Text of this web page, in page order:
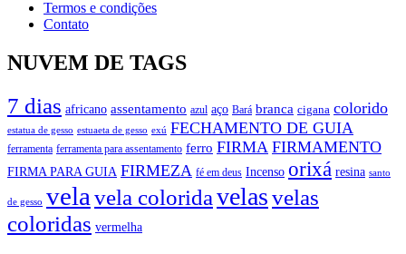
Termos e condições
Contato
NUVEM DE TAGS
7 dias africano assentamento azul aço Bará branca cigana colorido
estatua de gesso estuaeta de gesso exú FECHAMENTO DE GUIA
ferramenta ferramenta para assentamento ferro FIRMA FIRMAMENTO
FIRMA PARA GUIA FIRMEZA fé em deus Incenso orixá resina santo
de gesso vela vela coloridavelasvelas
coloridas vermelha